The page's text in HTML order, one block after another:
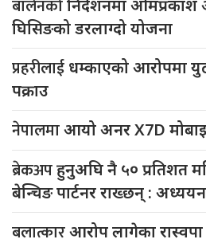
बालेनकोनिर्देशनमा ओमप्रकाश
घिसिङको डरलाग्दो योजना
प्रहरीलाई धम्काएको आरोपमा
पक्राउ
नेपालमाआयो अनर X7D
ब्रेकअपहुनुअघि नै ५० प्रतिशत
बेन्चिङ पार्टनर राख्छन् : अध्ययन
बलात्कारआरोप लागेका